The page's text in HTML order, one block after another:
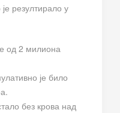
резултирало у
од 2 милиона
је било
без крова над